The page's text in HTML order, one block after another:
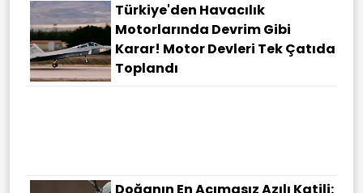
Türkiye'den Havacılık
Motorlarında Devrim Gibi
Karar! Motor Devleri Tek Çatıda
Toplandı